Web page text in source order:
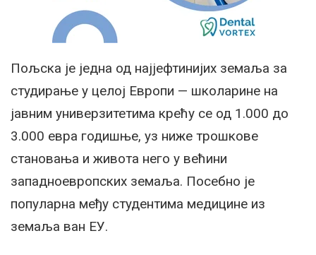
Пољска је једна од најјефтинијих земаља за
студирање у целој Европи — школарине на
јавним универзитетима крећу се од 1.000 до
3.000 евра годишње, уз ниже трошкове
становања и живота него у већини
западноевропских земаља. Посебно је
популарна међу студентима медицине из
земаља ван ЕУ.